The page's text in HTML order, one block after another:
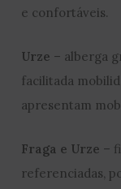
e confortáveis.
Urze – alberga
facilitada
apresentam
Fraga e Urze –
referenciadas,